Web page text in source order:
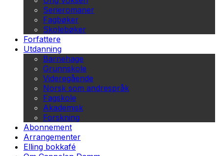
Serieromaner
Fagbøker
Skolebøker
Forfattere
Utdanning
Barnehage
Grunnskole
Videregående
Norsk som andrespråk
Fagskole
Akademisk
Forskning
Abonnement
Arrangementer
Elling bokkafé